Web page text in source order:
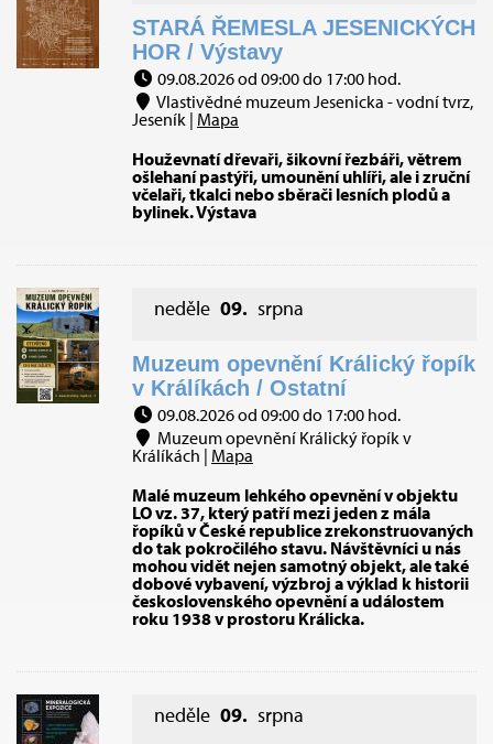
STARÁ ŘEMESLA JESENICKÝCH
HOR / Výstavy
09.08.2026 od 09:00 do 17:00 hod.
Vlastivědné muzeum Jesenicka - vodní tvrz,
Jeseník | Mapa
Houževnatí dřevaři, šikovní řezbáři, větrem
ošlehaní pastýři, umounění uhlíři, ale i zruční
včelaři, tkalci nebo sběrači lesních plodů a
bylinek. Výstava
neděle 09. srpna
Muzeum opevnění Králický řopík
v Králíkách / Ostatní
09.08.2026 od 09:00 do 17:00 hod.
Muzeum opevnění Králický řopík v
Králíkách | Mapa
Malé muzeum lehkého opevnění v objektu
LO vz. 37, který patří mezi jeden z mála
řopíků v České republice zrekonstruovaných
do tak pokročilého stavu. Návštěvníci u nás
mohou vidět nejen samotný objekt, ale také
dobové vybavení, výzbroj a výklad k historii
československého opevnění a událostem
roku 1938 v prostoru Králicka.
neděle 09. srpna